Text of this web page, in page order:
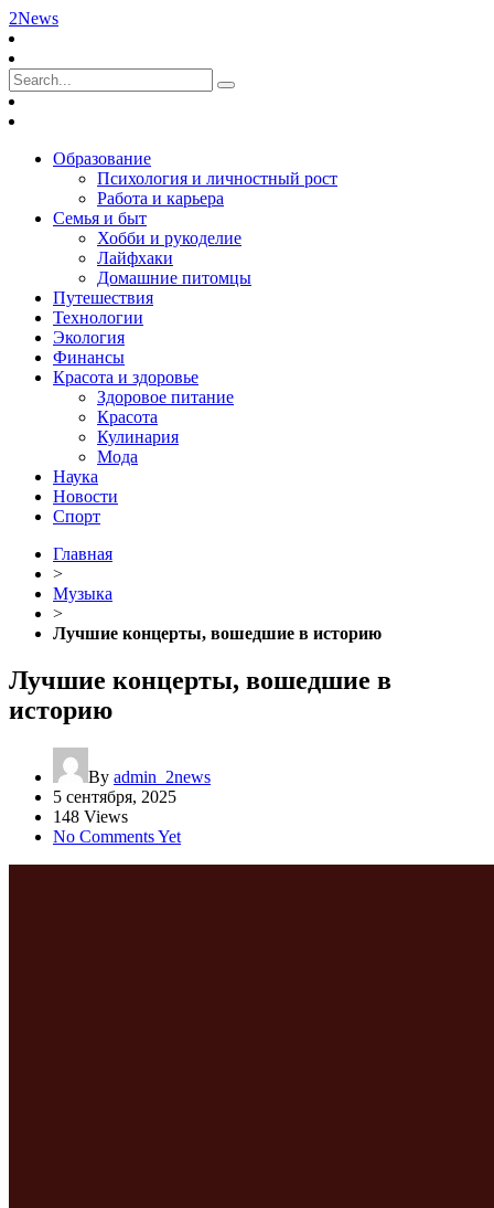
2News
Образование
Психология и личностный рост
Работа и карьера
Семья и быт
Хобби и рукоделие
Лайфхаки
Домашние питомцы
Путешествия
Технологии
Экология
Финансы
Красота и здоровье
Здоровое питание
Красота
Кулинария
Мода
Наука
Новости
Спорт
Главная
>
Музыка
>
Лучшие концерты, вошедшие в историю
Лучшие концерты, вошедшие в
историю
By admin_2news
5 сентября, 2025
148 Views
No Comments Yet